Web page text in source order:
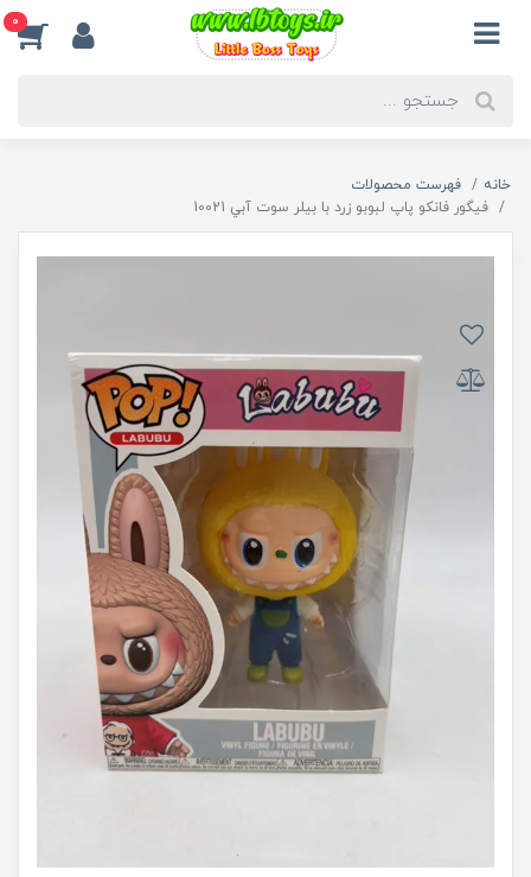
0
خانه
فهرست محصولات
فیگور فانکو پاپ لبوبو زرد با بیلر سوت آبي 10021